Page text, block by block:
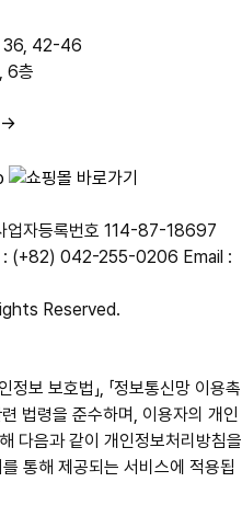
36, 42-46
6층
→
업자등록번호 114-87-18697
: (+82) 042-255-0206 Email :
Reserved.
보 보호법」, 「정보통신망 이용촉
법령을 준수하며, 이용자의 개인
다음과 같이 개인정보처리방침을
통해 제공되는 서비스에 적용됩